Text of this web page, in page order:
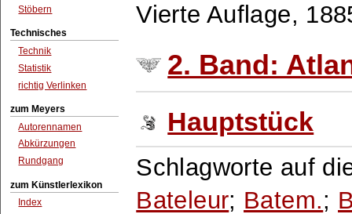
Stöbern
Technisches
Technik
Statistik
richtig Verlinken
zum Meyers
Autorennamen
Abkürzungen
Rundgang
zum Künstlerlexikon
Index
Vierte Auflage,
2. Band:
Hauptstück
Schlagworte auf
Bateleur; Batem.;